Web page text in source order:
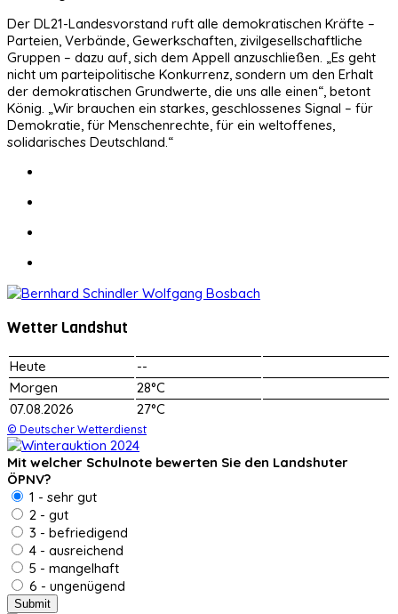
Der DL21-Landesvorstand ruft alle demokratischen Kräfte –
Parteien, Verbände, Gewerkschaften, zivilgesellschaftliche
Gruppen – dazu auf, sich dem Appell anzuschließen. „Es geht
nicht um parteipolitische Konkurrenz, sondern um den Erhalt
der demokratischen Grundwerte, die uns alle einen“, betont
König. „Wir brauchen ein starkes, geschlossenes Signal – für
Demokratie, für Menschenrechte, für ein weltoffenes,
solidarisches Deutschland.“
Wetter Landshut
Heute
--
Morgen
28°C
07.08.2026
27°C
© Deutscher Wetterdienst
Mit welcher Schulnote bewerten Sie den Landshuter
ÖPNV?
1 - sehr gut
2 - gut
3 - befriedigend
4 - ausreichend
5 - mangelhaft
6 - ungenügend